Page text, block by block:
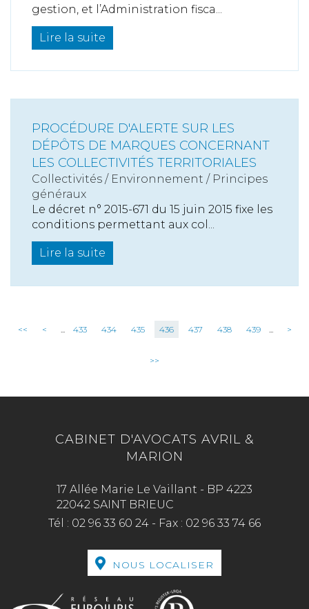
gestion, et l’Administration fisca...
Lire la suite
PROCÉDURE D'ALERTE SUR LES
DÉPÔTS DE MARQUES CONCERNANT
LES COLLECTIVITÉS TERRITORIALES
Collectivités / Environnement / Principes
généraux
Le décret n° 2015-671 du 15 juin 2015 fixe les
conditions permettant aux col...
Lire la suite
<< < 433 434 435 436 437 438 439 >
>>
CABINET D'AVOCATS AVRIL &
MARION
17 Allée Marie Le Vaillant - BP 4223
22042 SAINT BRIEUC
Tél : 02 96 33 60 24 - Fax : 02 96 33 74 66
NOUS LOCALISER